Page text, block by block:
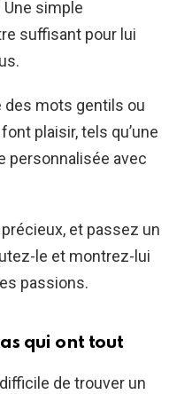
Une simple
suffisant pour lui
des mots gentils ou
plaisir, tels qu’une
personnalisée avec
et passez un
le et montrez-lui
passions.
qui ont tout
de trouver un